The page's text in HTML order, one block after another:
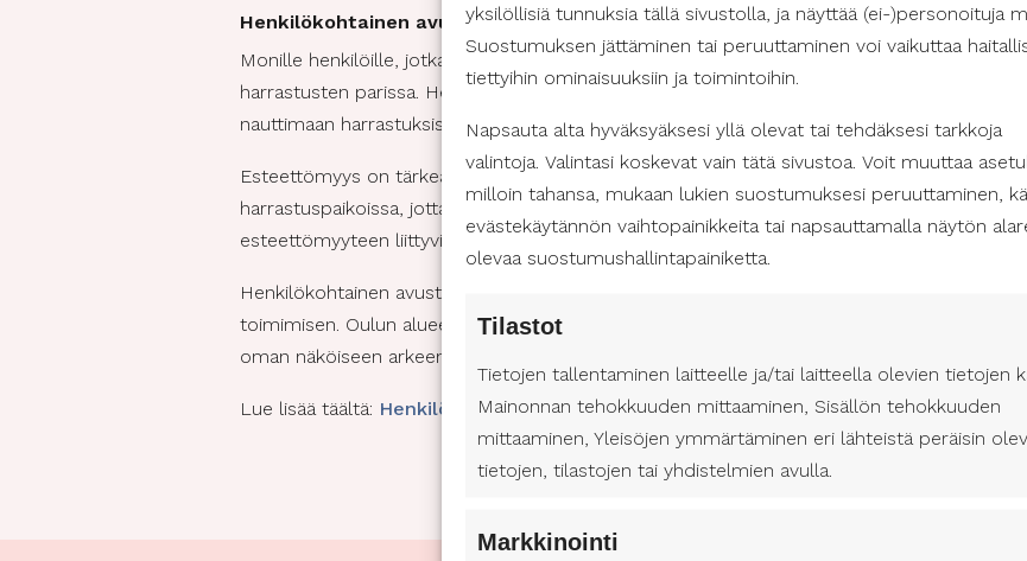
yksilöllisiä tunnuksia tällä sivustolla, ja näyttää (ei-)personoituja
Suostumuksen jättäminen tai peruuttaminen voi vaikuttaa
tiettyihin ominaisuuksiin ja toimintoihin.
Napsauta alta hyväksyäksesi yllä olevat tai tehdäksesi tarkkoja
valintoja. Valintasi koskevat vain tätä sivustoa. Voit muuttaa
milloin tahansa, mukaan lukien suostumuksesi peruuttaminen,
evästekäytännön vaihtopainikkeita tai napsauttamalla näytön
olevaa suostumushallintapainiketta.
Tilastot
Tietojen tallentaminen laitteelle ja/tai laitteella olevien tietojen
Mainonnan tehokkuuden mittaaminen, Sisällön tehokkuuden
mittaaminen, Yleisöjen ymmärtäminen eri lähteistä peräisin
tietojen, tilastojen tai yhdistelmien avulla.
Markkinointi
Henkilökohtainen avustaja tukenasi harrastuksissa
Monille henkilöille, jotka tarvitsevat apua arjen askareissa, henkilökohtainen avustaja voi
harrastusten parissa. Henkilökohtainen avustaja auttaa käytännön asioiden hoidossa,
nauttimaan harrastuksista.
Esteettömyys on tärkeä näkökulma harrastuksiin osallistumisessa. Oulun alueella on
harrastuspaikoissa, jotta kaikki voivat osallistua haluamiinsa aktiviteetteihin.
esteettömyyteen liittyvissä käytännön järjestelyissä.
Henkilökohtainen avustaja Pohjois-Pohjanmaalla voi olla arjen helpottaja ja mahdollistaa
toimimisen. Oulun alueen tarjoamat harrastusmahdollisuudet yhdistettynä
oman näköiseen arkeen täynnä iloa ja aktiivisuutta.
Lue lisää täältä: Henkilökohtainen avustaja Pohjois-Pohjanmaan hyvinvointialue